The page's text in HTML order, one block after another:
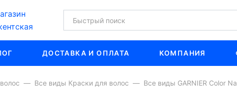
ДОСТАВКА И ОПЛАТА КОМПАНИЯ
Все виды Краски для волос Все виды GARNIER Color